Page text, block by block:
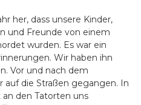
her, dass unsere Kinder,
und Freunde von einem
wurden. Es war ein
Wir haben ihn
Vor und nach dem
auf die Straßen gegangen. In
an den Tatorten uns